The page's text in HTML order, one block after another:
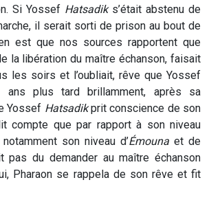
Si Yossef Hatsadiks’était abstenu de
il serait sorti de prison au bout de
est que nos sources rapportent que
la libération du maître échanson, faisait
les soirs et l’oubliait, rêve que Yossef
ans plus tard brillamment, après sa
Yossef Hatsadikprit conscience de son
compte que par rapport à son niveau
son niveau d’Émouna et de
pas du demander au maître échanson
Pharaon se rappela de son rêve et fit